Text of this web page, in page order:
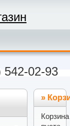
542-02-93
»
Корзина